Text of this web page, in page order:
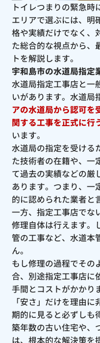
トイレつまりの緊急
エリアで選ぶには、明
格や実績だけでなく、
た総合的な視点から、
トを解説します。
宇和島市の水道局指定
水道局指定工事店と一
いがあります。水道局
アの水道局から認可を
関する工事を正式に行
います。
水道局の指定を受ける
た技術者の在籍や、一
て過去の実績などの厳
あります。つまり、一
的に認められた業者と
一方、指定工事店でな
修理自体は行えます。
管の工事など、水道本
ん。
もし修理の過程でその
合、別途指定工事店に
手間とコストがかかり
「安さ」だけを理由
期的に見ると必ずしも
築年数の古い住宅や、
は、根本的な解決策を